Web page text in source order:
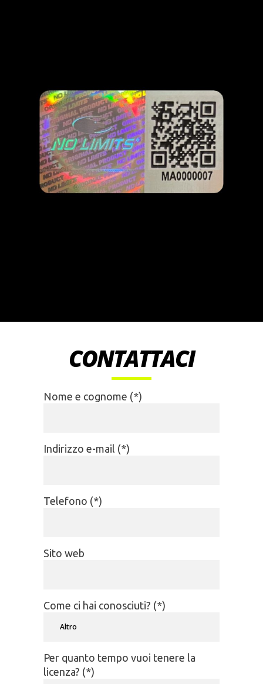
CONTATTACI
Nome e cognome (*)
Indirizzo e-mail (*)
Telefono (*)
Sito web
Come ci hai conosciuti? (*)
Per quanto tempo vuoi tenere la
licenza? (*)